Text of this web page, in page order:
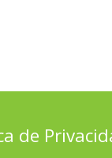
de